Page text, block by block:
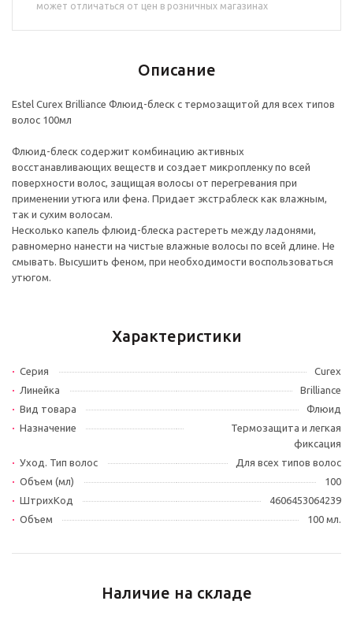
может отличаться от цен в розничных магазинах
Описание
Estel Curex Brilliance Флюид-блеск c термозащитой для всех типов
волос 100мл
Флюид-блеск содержит комбинацию активных
восстанавливающих веществ и создает микропленку по всей
поверхности волос, защищая волосы от перегревания при
применении утюга или фена. Придает экстраблеск как влажным,
так и сухим волосам.
Несколько капель флюид-блеска растереть между ладонями,
равномерно нанести на чистые влажные волосы по всей длине. Не
смывать. Высушить феном, при необходимости воспользоваться
утюгом.
Характеристики
Серия
Curex
Линейка
Brilliance
Вид товара
Флюид
Назначение
Термозащита и легкая
фиксация
Уход. Тип волос
Для всех типов волос
Объем (мл)
100
ШтрихКод
4606453064239
Объем
100 мл.
Наличие на складе